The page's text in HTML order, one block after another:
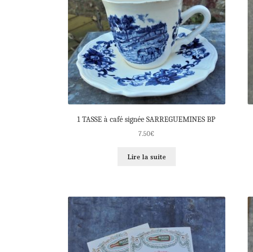
1 TASSE à café signée SARREGUEMINES BP
7.50€
Lire la suite